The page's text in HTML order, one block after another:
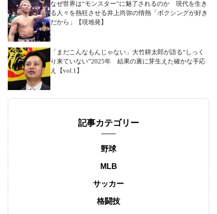
なぜ世界は“モンスター”に魅了されるのか 現代を生き
る人々を熱狂させる井上尚弥の情熱「ボクシングが好き
だから」【現地発】
「まだこんなもんじゃない」大竹耕太郎が語る“しっく
り来ていない”2025年 結果の裏に芽生えた確かな手応
え【vol.1】
記事カテゴリー
野球
MLB
サッカー
格闘技